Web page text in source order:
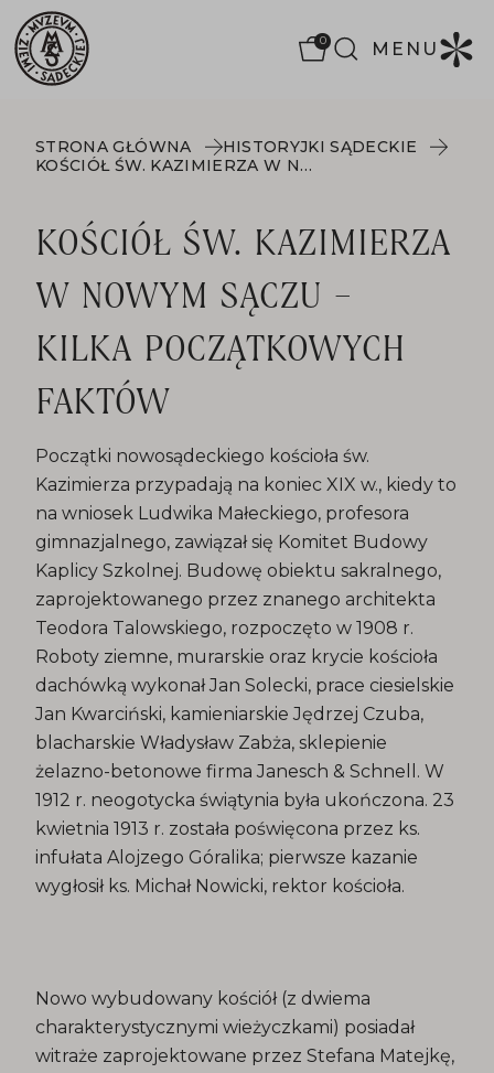
0 MENU
STRONA GŁÓWNA
HISTORYJKI SĄDECKIE
KOŚCIÓŁ ŚW. KAZIMIERZA W NOWYM SĄCZU – KILKA POCZĄTKOWYCH FAKTÓW
KOŚCIÓŁ ŚW. KAZIMIERZA
W NOWYM SĄCZU –
KILKA POCZĄTKOWYCH
FAKTÓW
Początki nowosądeckiego kościoła św.
Kazimierza przypadają na koniec XIX w., kiedy to
na wniosek Ludwika Małeckiego, profesora
gimnazjalnego, zawiązał się Komitet Budowy
Kaplicy Szkolnej. Budowę obiektu sakralnego,
zaprojektowanego przez znanego architekta
Teodora Talowskiego, rozpoczęto w 1908 r.
Roboty ziemne, murarskie oraz krycie kościoła
dachówką wykonał Jan Solecki, prace ciesielskie
Jan Kwarciński, kamieniarskie Jędrzej Czuba,
blacharskie Władysław Zabża, sklepienie
żelazno-betonowe firma Janesch & Schnell. W
1912 r. neogotycka świątynia była ukończona. 23
kwietnia 1913 r. została poświęcona przez ks.
infułata Alojzego Góralika; pierwsze kazanie
wygłosił ks. Michał Nowicki, rektor kościoła.
Nowo wybudowany kościół (z dwiema
charakterystycznymi wieżyczkami) posiadał
witraże zaprojektowane przez Stefana Matejkę,